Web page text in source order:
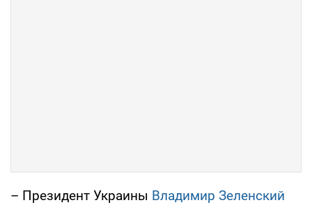
– Президент Украины Владимир Зеленский